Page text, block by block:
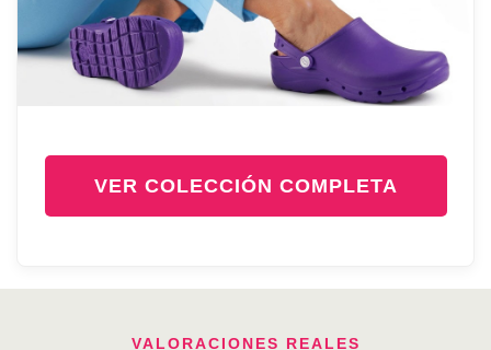
VER COLECCIÓN COMPLETA
VALORACIONES REALES